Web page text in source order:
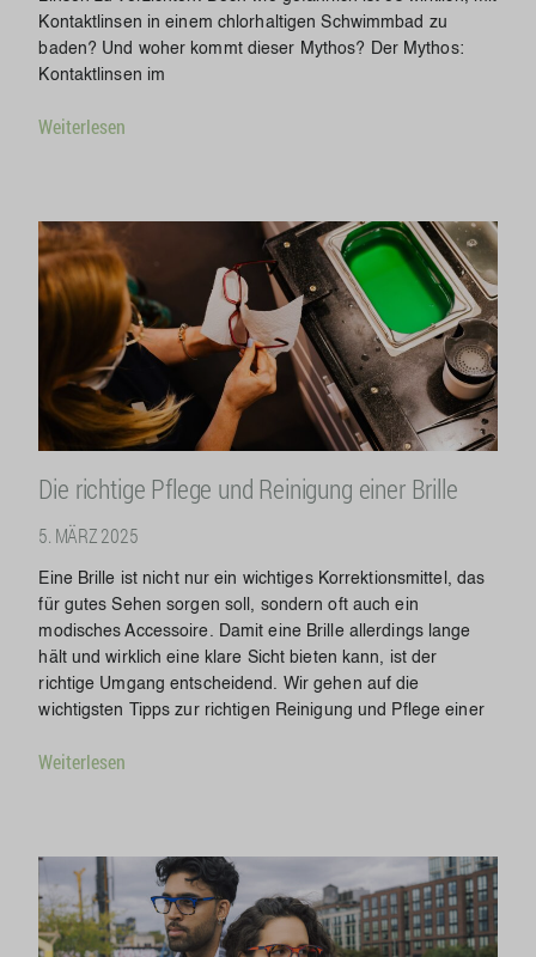
Kontaktlinsen in einem chlorhaltigen Schwimmbad zu
baden? Und woher kommt dieser Mythos? Der Mythos:
Kontaktlinsen im
Weiterlesen
Die richtige Pflege und Reinigung einer Brille
5. MÄRZ 2025
Eine Brille ist nicht nur ein wichtiges Korrektionsmittel, das
für gutes Sehen sorgen soll, sondern oft auch ein
modisches Accessoire. Damit eine Brille allerdings lange
hält und wirklich eine klare Sicht bieten kann, ist der
richtige Umgang entscheidend. Wir gehen auf die
wichtigsten Tipps zur richtigen Reinigung und Pflege einer
Weiterlesen